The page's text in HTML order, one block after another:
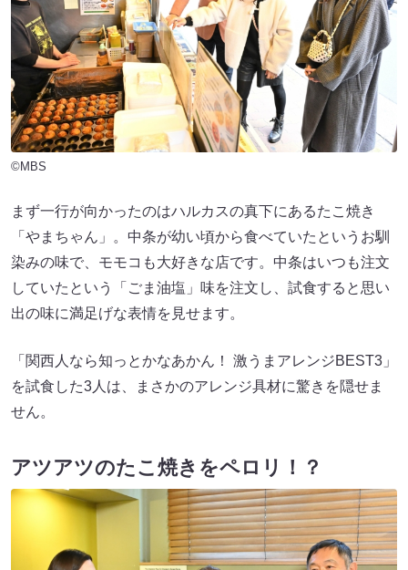
©MBS
まず一行が向かったのはハルカスの真下にあるたこ焼き
「やまちゃん」。中条が幼い頃から食べていたというお馴
染みの味で、モモコも大好きな店です。中条はいつも注文
していたという「ごま油塩」味を注文し、試食すると思い
出の味に満足げな表情を見せます。
「関西人なら知っとかなあかん！ 激うまアレンジBEST3」
を試食した3人は、まさかのアレンジ具材に驚きを隠せま
せん。
アツアツのたこ焼きをペロリ！？